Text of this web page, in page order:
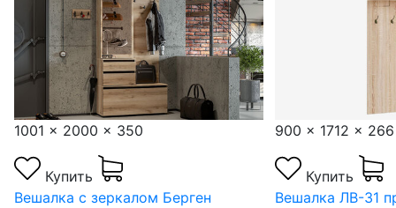
1001 x 2000 x 350
Купить
Вешалка с зеркалом Берген
900 x 1712 x 266
Купить
Вешалка ЛВ-31